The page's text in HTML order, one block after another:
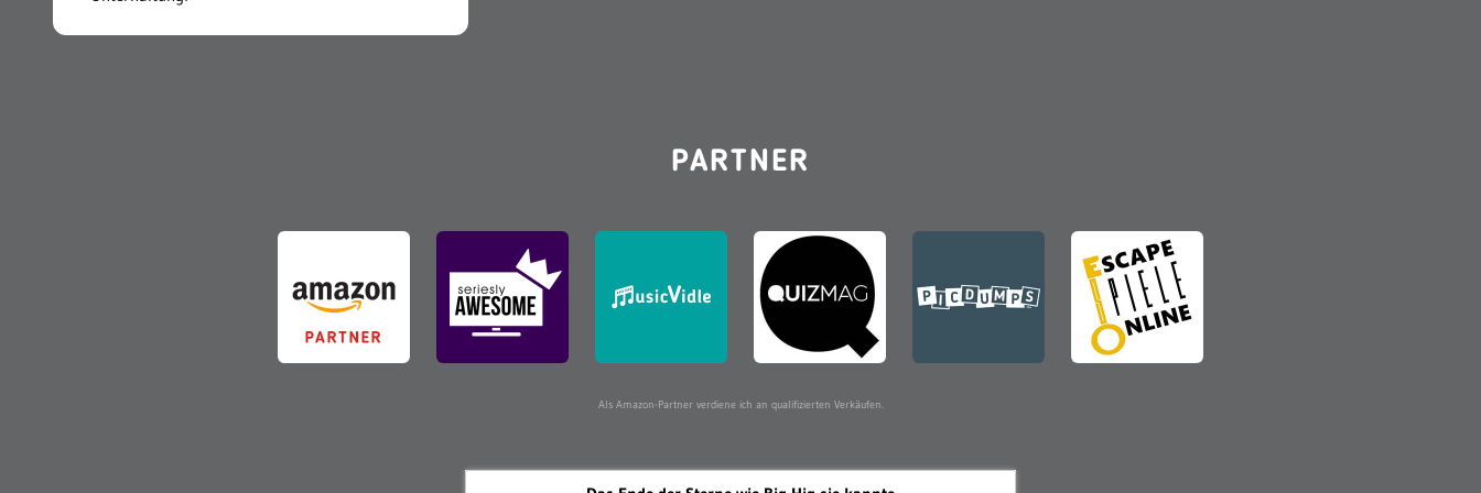
PARTNER
Als Amazon-Partner verdiene ich an qualifizierten Verkäufen.